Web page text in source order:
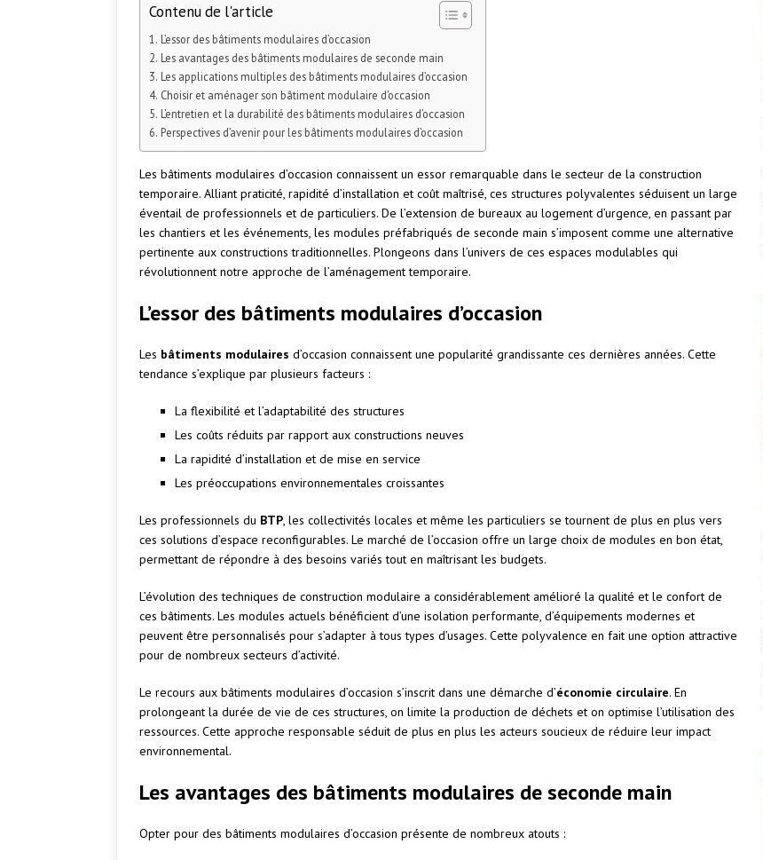
Contenu de l'article
L’essor des bâtiments modulaires d’occasion
Les avantages des bâtiments modulaires de seconde main
Les applications multiples des bâtiments modulaires d’occasion
Choisir et aménager son bâtiment modulaire d’occasion
L’entretien et la durabilité des bâtiments modulaires d’occasion
Perspectives d’avenir pour les bâtiments modulaires d’occasion
Les bâtiments modulaires d’occasion connaissent un essor remarquable dans le secteur de la construction
temporaire. Alliant praticité, rapidité d’installation et coût maîtrisé, ces structures polyvalentes séduisent un large
éventail de professionnels et de particuliers. De l’extension de bureaux au logement d’urgence, en passant par
les chantiers et les événements, les modules préfabriqués de seconde main s’imposent comme une alternative
pertinente aux constructions traditionnelles. Plongeons dans l’univers de ces espaces modulables qui
révolutionnent notre approche de l’aménagement temporaire.
L’essor des bâtiments modulaires d’occasion
Les bâtiments modulaires d’occasion connaissent une popularité grandissante ces dernières années. Cette
tendance s’explique par plusieurs facteurs :
La flexibilité et l’adaptabilité des structures
Les coûts réduits par rapport aux constructions neuves
La rapidité d’installation et de mise en service
Les préoccupations environnementales croissantes
Les professionnels du BTP, les collectivités locales et même les particuliers se tournent de plus en plus vers
ces solutions d’espace reconfigurables. Le marché de l’occasion offre un large choix de modules en bon état,
permettant de répondre à des besoins variés tout en maîtrisant les budgets.
L’évolution des techniques de construction modulaire a considérablement amélioré la qualité et le confort de
ces bâtiments. Les modules actuels bénéficient d’une isolation performante, d’équipements modernes et
peuvent être personnalisés pour s’adapter à tous types d’usages. Cette polyvalence en fait une option attractive
pour de nombreux secteurs d’activité.
Le recours aux bâtiments modulaires d’occasion s’inscrit dans une démarche d’économie circulaire. En
prolongeant la durée de vie de ces structures, on limite la production de déchets et on optimise l’utilisation des
ressources. Cette approche responsable séduit de plus en plus les acteurs soucieux de réduire leur impact
environnemental.
Les avantages des bâtiments modulaires de seconde main
Opter pour des bâtiments modulaires d’occasion présente de nombreux atouts :